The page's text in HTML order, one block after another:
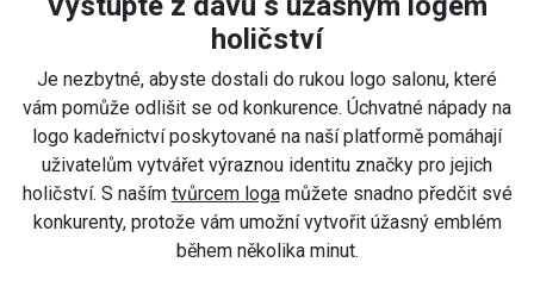
holičství
Je nezbytné, abyste dostali do rukou logo salonu, které
vám pomůže odlišit se od konkurence. Úchvatné nápady na
logo kadeřnictví poskytované na naší platformě pomáhají
uživatelům vytvářet výraznou identitu značky pro jejich
holičství. S naším tvůrcem logamůžete snadno předčit své
konkurenty, protože vám umožní vytvořit úžasný emblém
během několika minut.